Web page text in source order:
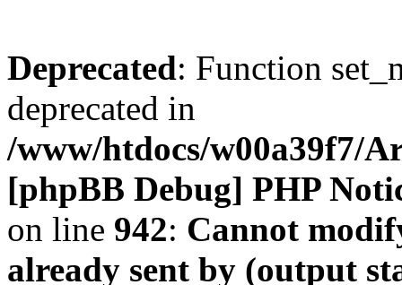
Deprecated: Function
deprecated in
/www/htdocs/w00a39f7/
[phpBB Debug] PHP
on line 942: Cannot
already sent by (output